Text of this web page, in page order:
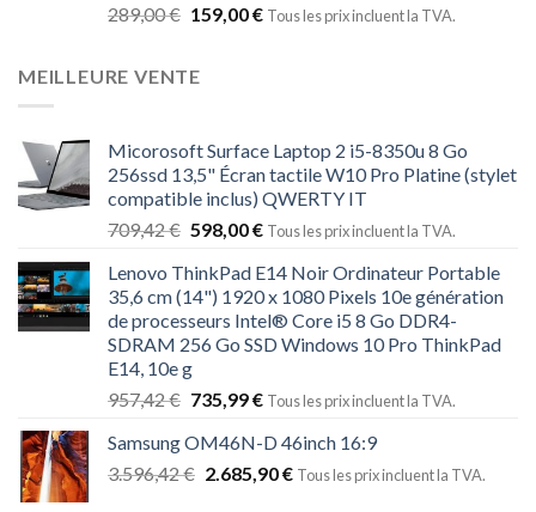
289,00€ 159,00€ Tous les prix incluent la TVA.
MEILLEURE VENTE
Micorosoft Surface Laptop 2 i5-8350u 8 Go
256ssd 13,5" Écran tactile W10 Pro Platine (stylet
compatible inclus) QWERTY IT
709,42€ 598,00€ Tous les prix incluent la TVA.
Lenovo ThinkPad E14 Noir Ordinateur Portable
35,6 cm (14") 1920 x 1080 Pixels 10e génération
de processeurs Intel® Core i5 8 Go DDR4-
SDRAM 256 Go SSD Windows 10 Pro ThinkPad
E14, 10e g
957,42€ 735,99€ Tous les prix incluent la TVA.
Samsung OM46N-D 46inch 16:9
3.596,42€ 2.685,90€ Tous les prix incluent la TVA.